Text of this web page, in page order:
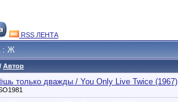
RSS ЛЕНТА
: Ж
/ Автор
только дважды / You Only Live Twice (1967)